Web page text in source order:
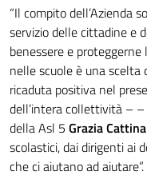
“Il compito dell’Azienda
servizio delle cittadine e
benessere e
nelle scuole è una scelta
ricaduta positiva nel
dell’intera collettività –
della Asl 5 Grazia Cattina
scolastici, dai dirigenti ai
che ci aiutano ad aiutare”.